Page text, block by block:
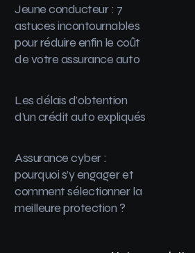
Jeune conducteur : 7
astuces incontournables
pour réduire enfin le coût
de votre assurance auto
Les délais d’obtention
d’un crédit auto expliqués
Assurance cyber :
pourquoi s’y engager et
comment sélectionner la
meilleure protection ?